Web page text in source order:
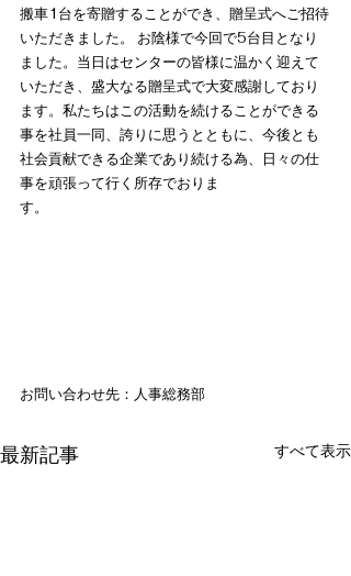
搬車1台を寄贈することができ、贈呈式へご招待
いただきました。 お陰様で今回で5台目となり
ました。当日はセンターの皆様に温かく迎えて
いただき、盛大なる贈呈式で大変感謝しており
ます。私たちはこの活動を続けることができる
事を社員一同、誇りに思うとともに、今後とも
社会貢献できる企業であり続ける為、日々の仕
事を頑張って行く所存でおりま
す。
お問い合わせ先：人事総務部
最新記事 すべて表示